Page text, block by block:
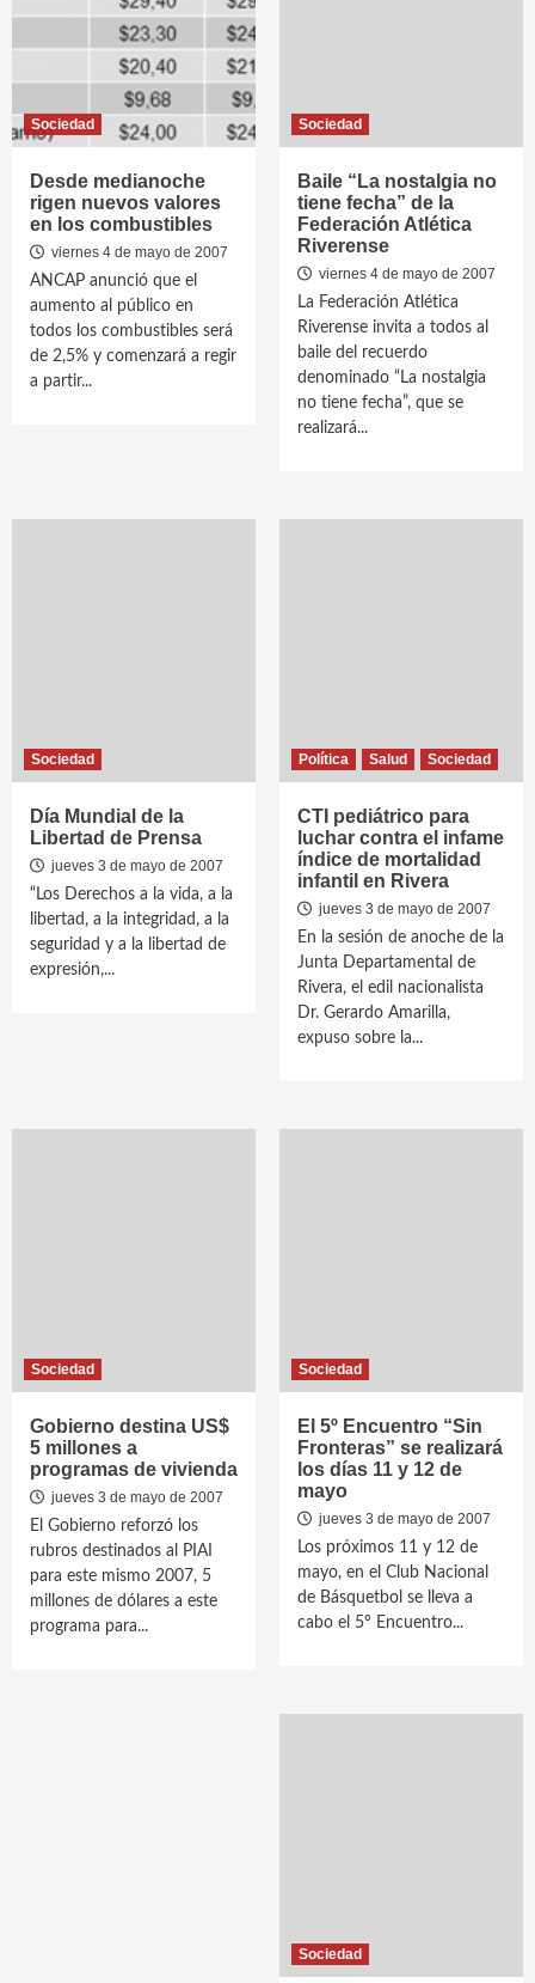
Sociedad
Desde medianoche
rigen nuevos valores
en los combustibles
viernes 4 de mayo de 2007
ANCAP anunció que el
aumento al público en
todos los combustibles será
de 2,5% y comenzará a regir
a partir...
Sociedad
Baile “La nostalgia no
tiene fecha” de la
Federación Atlética
Riverense
viernes 4 de mayo de 2007
La Federación Atlética
Riverense invita a todos al
baile del recuerdo
denominado “La nostalgia
no tiene fecha”, que se
realizará...
Sociedad
Día Mundial de la
Libertad de Prensa
jueves 3 de mayo de 2007
“Los Derechos a la vida, a la
libertad, a la integridad, a la
seguridad y a la libertad de
expresión,...
Política Salud Sociedad
CTI pediátrico para
luchar contra el infame
índice de mortalidad
infantil en Rivera
jueves 3 de mayo de 2007
En la sesión de anoche de la
Junta Departamental de
Rivera, el edil nacionalista
Dr. Gerardo Amarilla,
expuso sobre la...
Sociedad
Gobierno destina US$
5 millones a
programas de vivienda
jueves 3 de mayo de 2007
El Gobierno reforzó los
rubros destinados al PIAI
para este mismo 2007, 5
millones de dólares a este
programa para...
Sociedad
El 5º Encuentro “Sin
Fronteras” se realizará
los días 11 y 12 de
mayo
jueves 3 de mayo de 2007
Los próximos 11 y 12 de
mayo, en el Club Nacional
de Básquetbol se lleva a
cabo el 5º Encuentro...
Sociedad